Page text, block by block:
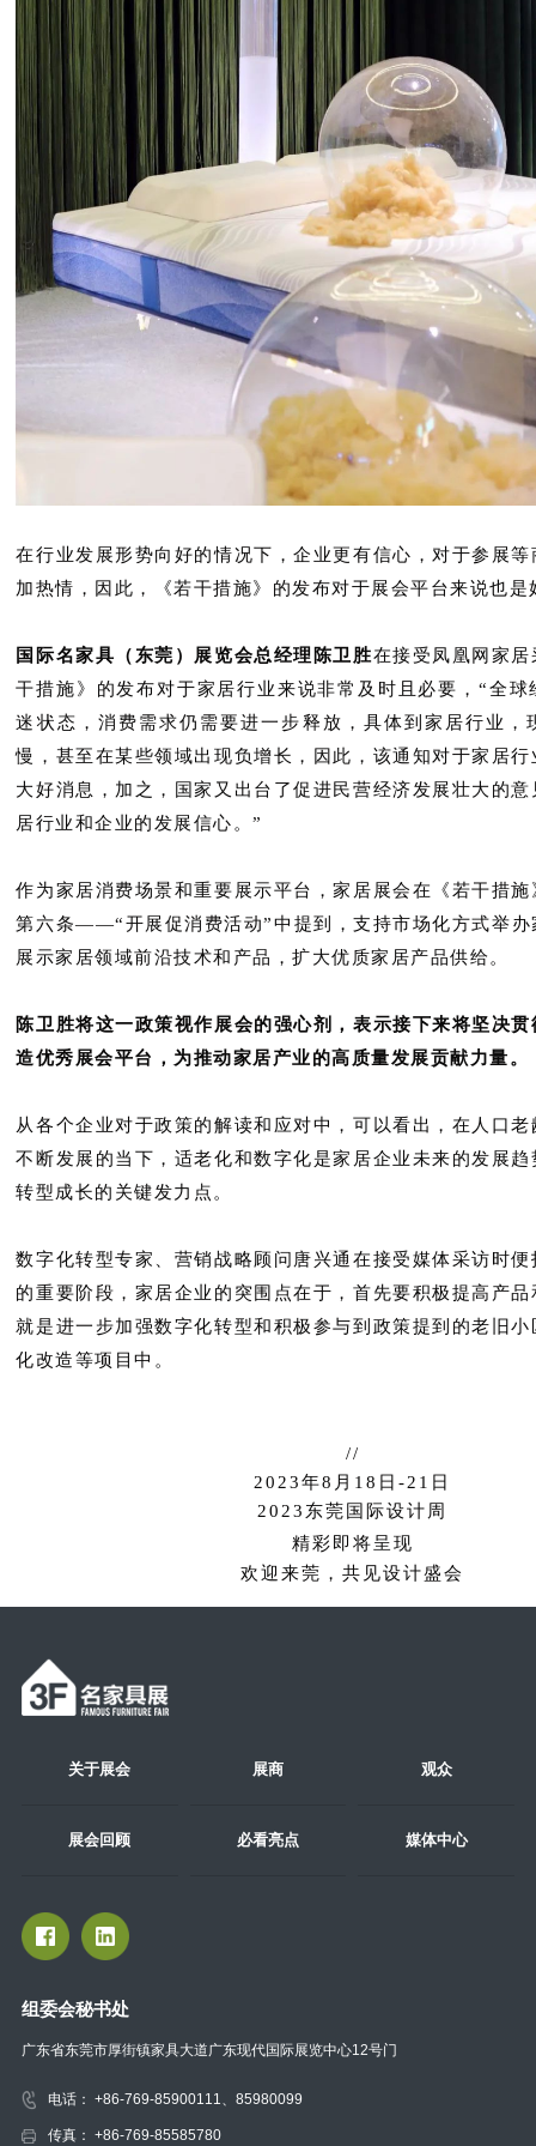
在行业发展形势向好的情况下，企业更有信心，对于参展
加热情，因此，《若干措施》的发布对于展会平台来说也是
国际名家具（东莞）展览会总经理陈卫胜在接受凤凰网家
干措施》的发布对于家居行业来说非常及时且必要，“全球
迷状态，消费需求仍需要进一步释放，具体到家居行业，
慢，甚至在某些领域出现负增长，因此，该通知对于家居
大好消息，加之，国家又出台了促进民营经济发展壮大的
居行业和企业的发展信心。”
作为家居消费场景和重要展示平台，家居展会在《若干措
第六条——“开展促消费活动”中提到，支持市场化方式举办
展示家居领域前沿技术和产品，扩大优质家居产品供给。
陈卫胜将这一政策视作展会的强心剂，表示接下来将坚决
造优秀展会平台，为推动家居产业的高质量发展贡献力量。
从各个企业对于政策的解读和应对中，可以看出，在人口
不断发展的当下，适老化和数字化是家居企业未来的发展
转型成长的关键发力点。
数字化转型专家、营销战略顾问唐兴通在接受媒体采访时
的重要阶段，家居企业的突围点在于，首先要积极提高产
就是进一步加强数字化转型和积极参与到政策提到的老旧
化改造等项目中。
//
2023年8月18日-21日
2023东莞国际设计周
精彩即将呈现
欢迎来莞，共见设计盛会
关于展会 展商 观众
展会回顾 必看亮点 媒体中心
组委会秘书处
广东省东莞市厚街镇家具大道广东现代国际展览中心12号门
电话： +86-769-85900111、85980099
传真： +86-769-85585780